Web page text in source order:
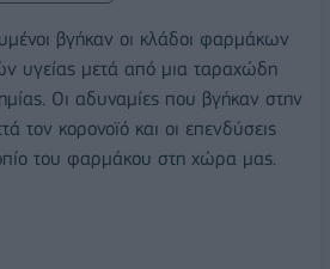
βγήκαν οι κλάδοι φαρμάκων
υγείας μετά από μια ταραχώδη
Οι αδυναμίες που βγήκαν στην
τον κορονοϊό και οι επενδύσεις
του φαρμάκου στη χώρα μας.